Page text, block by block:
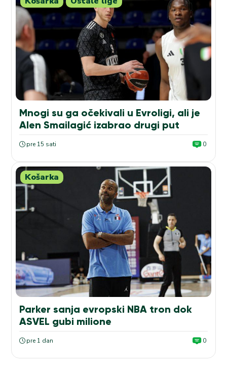
Mnogi su ga očekivali u Evroligi, ali je
Alen Smailagić izabrao drugi put
pre 15 sati 0
Košarka
Parker sanja evropski NBA tron dok
ASVEL gubi milione
pre 1 dan 0